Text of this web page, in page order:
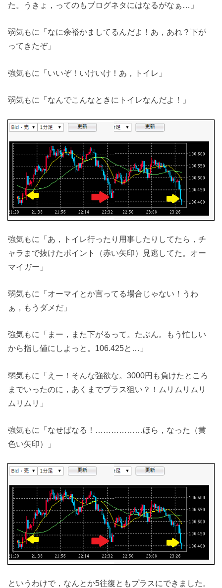
た。うきょ，ってのもブログネタにはなるがなぁ…」
弱気もに「なに余裕かましてるんだよ！あ，あれ？下が
ってきたぞ」
強気もに「いいぞ！いけいけ！あ，トイレ」
弱気もに「なんでこんなときにトイレなんだよ！」
強気もに「あ，トイレ行ったり用事したりしてたら，チ
ャラまで抜けたポイント（赤い矢印）見逃してた。オー
マイガー」
弱気もに「オーマイとか言ってる場合じゃない！うわ
ぁ，もうダメだ」
強気もに「まー，また下がるって。たぶん。もう忙しい
から指し値にしよっと。106.425と…」
弱気もに「えー！そんな強欲な。3000円も負けたところ
までいったのに，あくまでプラス狙い？！ムリムリムリ
ムリムリ」
強気もに「なせばなる！………………ほら，なった（黄
色い矢印）」
というわけで，なんとか5往復ともプラスにできました。